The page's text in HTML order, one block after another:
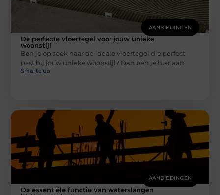
AANBIEDINGEN
De perfecte vloertegel voor jouw unieke
woonstijl
Ben je op zoek naar de ideale vloertegel die perfect
past bij jouw unieke woonstijl? Dan ben je hier aan
Smartclub
AANBIEDINGEN
De essentiële functie van waterslangen